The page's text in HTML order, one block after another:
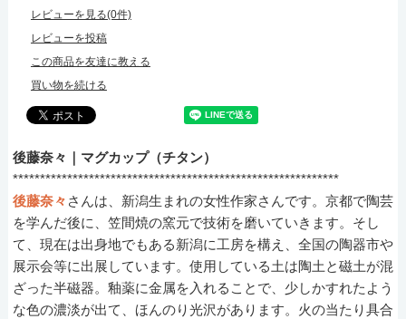
レビューを見る(0件)
レビューを投稿
この商品を友達に教える
買い物を続ける
後藤奈々｜マグカップ（チタン）
************************************************************
後藤奈々 さんは、新潟生まれの女性作家さんです。京都で陶芸
を学んだ後に、笠間焼の窯元で技術を磨いていきます。そし
て、現在は出身地でもある新潟に工房を構え、全国の陶器市や
展示会等に出展しています。使用している土は陶土と磁土が混
ざった半磁器。釉薬に金属を入れることで、少しかすれたよう
な色の濃淡が出て、ほんのり光沢があります。火の当たり具合